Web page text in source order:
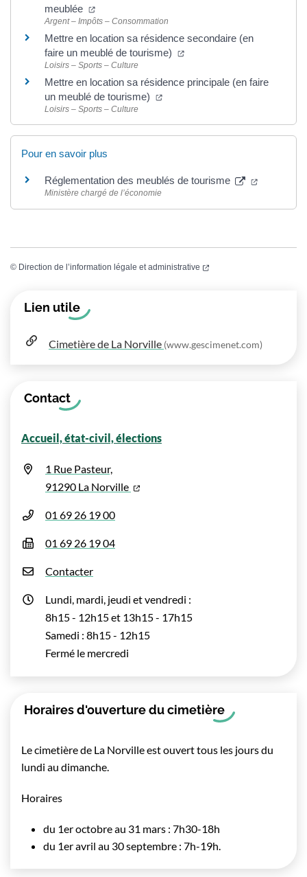
meublée
(ouverture dans un nouvel onglet)
Argent – Impôts – Consommation
Mettre en location sa résidence secondaire (en
faire un meublé de tourisme)
(ouverture dans un nouvel
Loisirs – Sports – Culture
Mettre en location sa résidence principale (en faire
un meublé de tourisme)
(ouverture dans un nouvel
Loisirs – Sports – Culture
Pour en savoir plus
Réglementation des meublés de tourisme (ouverture
Ministère chargé de l’économie
© Direction de l’information légale et administrative (ouverture dans un
Informations complémentaires
Lien utile
Cimetière de La Norville (www.gescimenet.com)
Contact
Accueil, état-civil, élections
1 Rue Pasteur,
91290 La Norville
(ouverture dans un nouvel onglet)
01 69 26 19 00
01 69 26 19 04
Contacter
Lundi, mardi, jeudi et vendredi :
8h15 - 12h15 et 13h15 - 17h15
Samedi : 8h15 - 12h15
Fermé le mercredi
Horaires d'ouverture du cimetière
Le cimetière de La Norville est ouvert tous les jours du
lundi au dimanche.
Horaires
du 1er octobre au 31 mars : 7h30-18h
du 1er avril au 30 septembre : 7h-19h.